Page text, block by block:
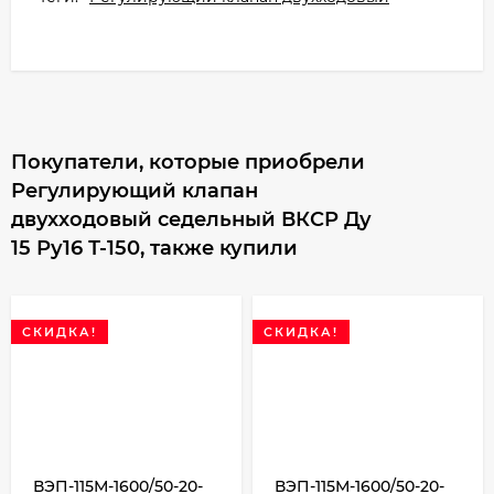
Покупатели, которые приобрели
Регулирующий клапан
двухходовый седельный ВКСР Ду
15 Ру16 Т-150, также купили
СКИДКА!
ВЭП-115М-1600/50-20-
СКИДКА!
ВЭП-115М-1600/50-20-